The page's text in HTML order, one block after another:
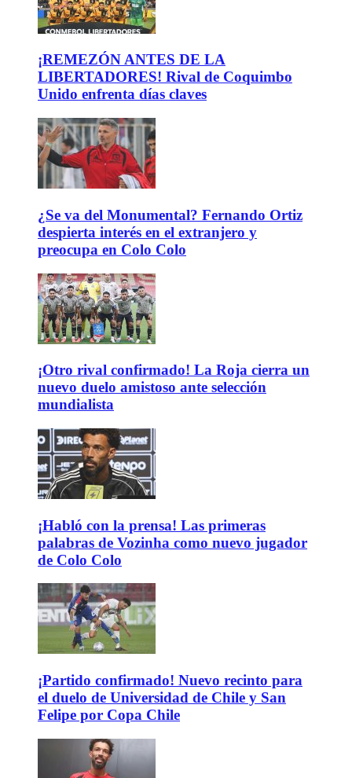
¡REMEZÓN ANTES DE LA
LIBERTADORES! Rival de Coquimbo
Unido enfrenta días claves
¿Se va del Monumental? Fernando Ortiz
despierta interés en el extranjero y
preocupa en Colo Colo
¡Otro rival confirmado! La Roja cierra un
nuevo duelo amistoso ante selección
mundialista
¡Habló con la prensa! Las primeras
palabras de Vozinha como nuevo jugador
de Colo Colo
¡Partido confirmado! Nuevo recinto para
el duelo de Universidad de Chile y San
Felipe por Copa Chile